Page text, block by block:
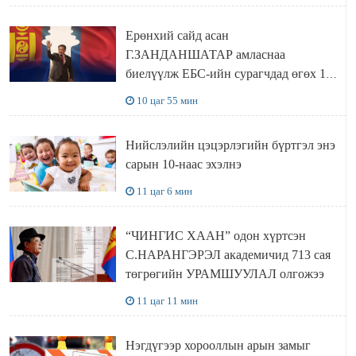
Ерөнхий сайд асан
Г.ЗАНДАНШАТАР амласнаа
биелүүлж ЕБС-ийн сурагчдад өгөх 10.
10 цаг 55 мин
Нийслэлийн цэцэрлэгийн бүртгэл энэ
сарын 10-наас эхэлнэ
11 цаг 6 мин
“ЧИНГИС ХААН” одон хүртсэн
С.НАРАНГЭРЭЛ академичид 713 сая
төгрөгийн УРАМШУУЛАЛ олгожээ
11 цаг 11 мин
Нэгдүгээр хорооллын арын замыг